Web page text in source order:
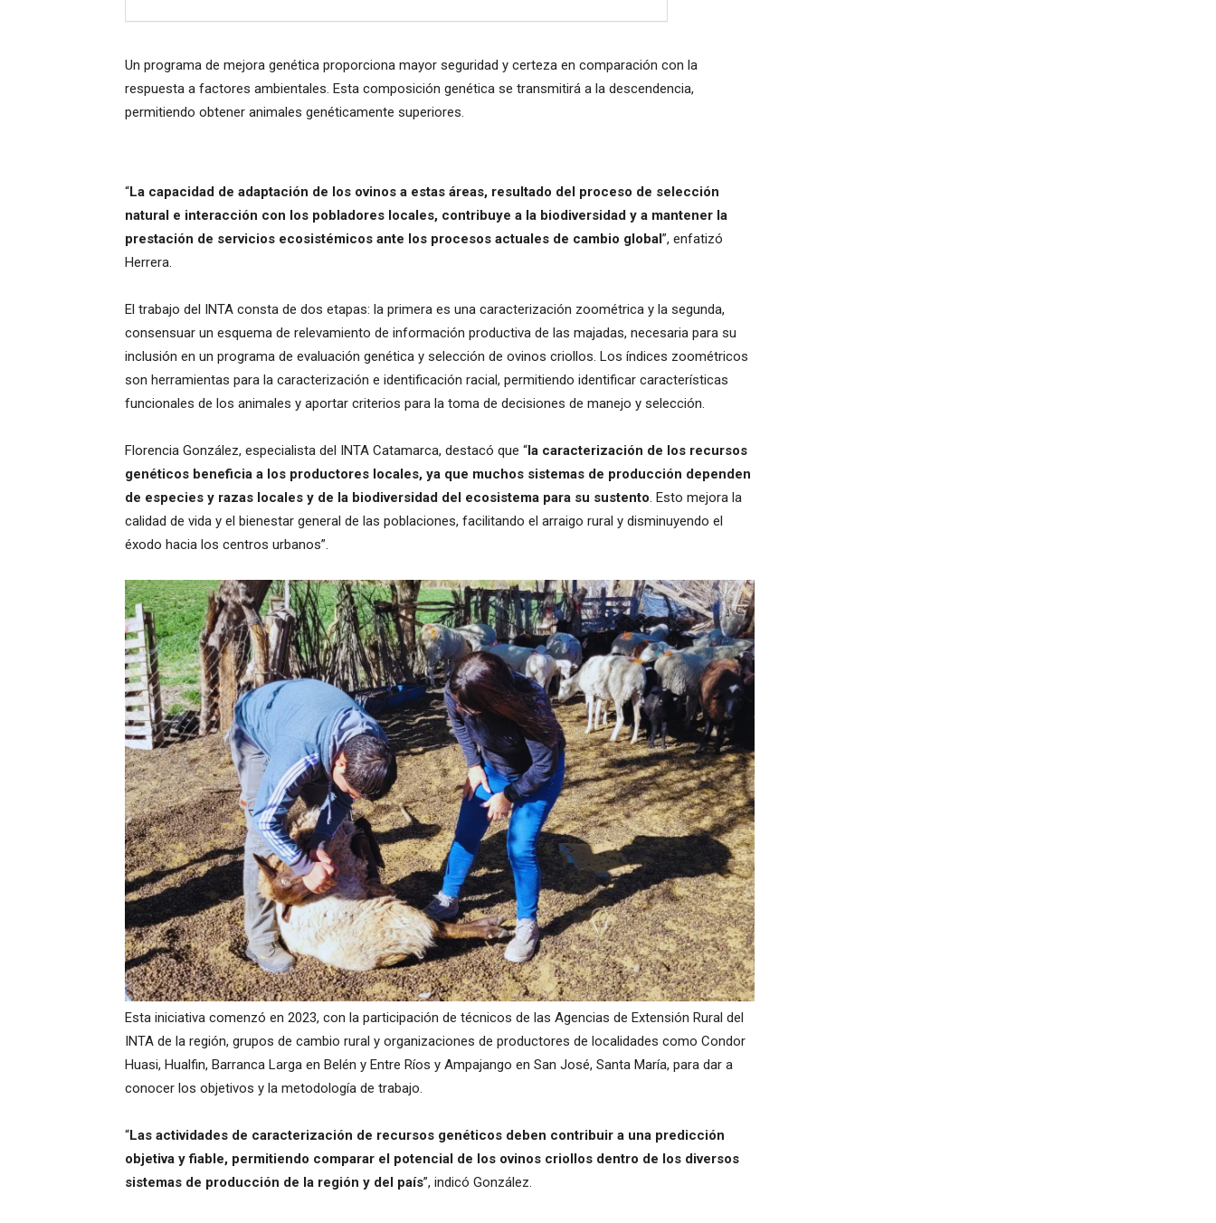
Un programa de mejora genética proporciona mayor seguridad y certeza en comparación con la
respuesta a factores ambientales. Esta composición genética se transmitirá a la descendencia,
permitiendo obtener animales genéticamente superiores.
“La capacidad de adaptación de los ovinos a estas áreas, resultado del proceso de selección
natural e interacción con los pobladores locales, contribuye a la biodiversidad y a mantener la
prestación de servicios ecosistémicos ante los procesos actuales de cambio global”, enfatizó
Herrera.
El trabajo del INTA consta de dos etapas: la primera es una caracterización zoométrica y la segunda,
consensuar un esquema de relevamiento de información productiva de las majadas, necesaria para su
inclusión en un programa de evaluación genética y selección de ovinos criollos. Los índices zoométricos
son herramientas para la caracterización e identificación racial, permitiendo identificar características
funcionales de los animales y aportar criterios para la toma de decisiones de manejo y selección.
Florencia González, especialista del INTA Catamarca, destacó que “la caracterización de los recursos
genéticos beneficia a los productores locales, ya que muchos sistemas de producción dependen
de especies y razas locales y de la biodiversidad del ecosistema para su sustento. Esto mejora la
calidad de vida y el bienestar general de las poblaciones, facilitando el arraigo rural y disminuyendo el
éxodo hacia los centros urbanos”.
Esta iniciativa comenzó en 2023, con la participación de técnicos de las Agencias de Extensión Rural del
INTA de la región, grupos de cambio rural y organizaciones de productores de localidades como Condor
Huasi, Hualfin, Barranca Larga en Belén y Entre Ríos y Ampajango en San José, Santa María, para dar a
conocer los objetivos y la metodología de trabajo.
“Las actividades de caracterización de recursos genéticos deben contribuir a una predicción
objetiva y fiable, permitiendo comparar el potencial de los ovinos criollos dentro de los diversos
sistemas de producción de la región y del país”, indicó González.